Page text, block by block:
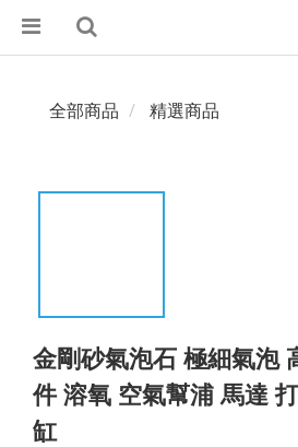
全部商品 精選商品
金剛砂氣泡石 極細氣泡
件 溶氧 空氣幫浦 馬達
缸